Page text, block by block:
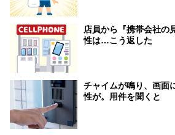
店員から『携帯会社の
性は…こう返した
チャイムが鳴り、画面
性が。用件を聞くと